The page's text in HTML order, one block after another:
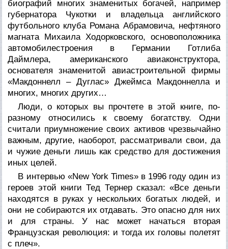
биографий многих знаменитых богачей, например
губернатора Чукотки и владельца английского
футбольного клуба Романа Абрамовича, нефтяного
магната Михаила Ходорковского, основоположника
автомобилестроения в Германии Готлиба
Даймлера, американского авиаконструктора,
основателя знаменитой авиастроительной фирмы
«Макдоннелл – Дуглас» Джеймса Макдоннелла и
многих, многих других…
Люди, о которых вы прочтете в этой книге, по-
разному относились к своему богатству. Одни
считали приумножение своих активов чрезвычайно
важным, другие, наоборот, рассматривали свои, да
и чужие деньги лишь как средство для достижения
иных целей.
В интервью «New York Times» в 1996 году один из
героев этой книги Тед Тернер сказал: «Все деньги
находятся в руках у нескольких богатых людей, и
они не собираются их отдавать. Это опасно для них
и для страны. У нас может начаться вторая
Французская революция: и тогда их головы полетят
с плеч».